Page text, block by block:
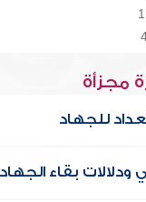
مجزأة